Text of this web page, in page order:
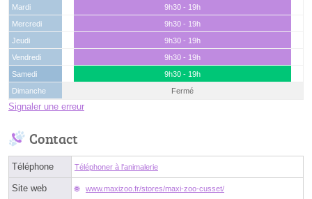
Mardi
9h30 - 19h
Mercredi
9h30 - 19h
Jeudi
9h30 - 19h
Vendredi
9h30 - 19h
Samedi
9h30 - 19h
Dimanche
Fermé
Signaler une erreur
Contact
Téléphone Téléphoner à l'animalerie
Site web www.maxizoo.fr/stores/maxi-zoo-cusset/